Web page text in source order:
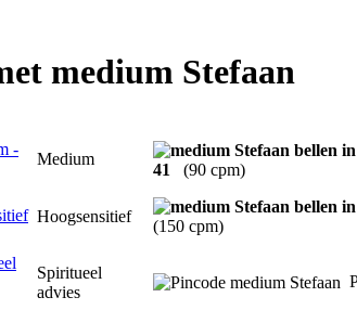
medium Stefaan
Medium
41
(90 cpm)
Hoogsensitief
(150 cpm)
Spiritueel
advies